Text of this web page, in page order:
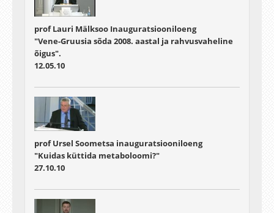
prof Lauri Mälksoo Inauguratsiooniloeng
"Vene-Gruusia sõda 2008. aastal ja rahvusvaheline
õigus".
12.05.10
prof Ursel Soometsa inauguratsiooniloeng
"Kuidas küttida metaboloomi?"
27.10.10